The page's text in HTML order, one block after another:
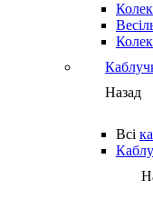
Назад
Всі